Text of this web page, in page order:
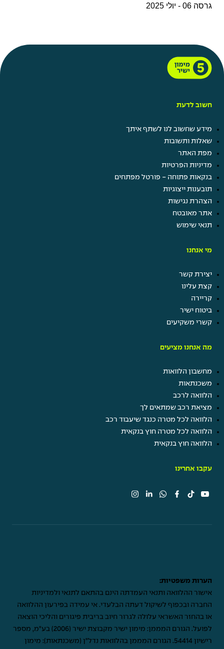
גרסה 06 - יולי 2025
חשוב לדעת
מידע שחשוב לנו לשתף איתך
שאלות ותשובות
מפת האתר
מדיניות הפרטיות
בנקאות פתוחה - פורטל מפתחים
תובענות ייצוגיות
הצהרת נגישות
אתר מאובטח
תנאי שימוש
מי אנחנו
יצירת קשר
קצת עלינו
קריירה
ביטוח ישיר
קשרי משקיעים
מה אנחנו מציעים
מחשבון הלוואות
משכנתאות
הלוואה לרכב
מציאת רכב שמתאים לך
הלוואה לכל מטרה כנגד שיעבוד רכב
הלוואה לכל מטרה חוץ בנקאית
הלוואה חוץ בנקאית
עקבו אחרינו
הערות משפטיות:
אישור ההלוואה ותנאי העמדתה הינם בהתאם לתנאי ולמדיניות
החברה ובכפוף לשיקול דעתה הבלעדי. אי עמידה בפירעון ההלוואה
או בהחזר האשראי עלולה לגרור חיוב בריבית פיגורים והליכי הוצאה
לפועל. הגורם המממן: מימון ישיר מקבוצת ישיר (2006) בע"מ, מספר
רישיון 54414. הגורם המממן בהלוואות נדל"ן (משכנתאות): מימון